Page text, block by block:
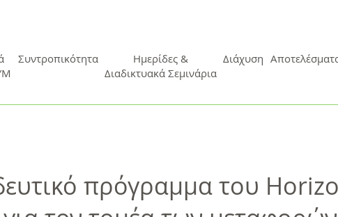
Συντροπικότητα
Ημερίδες &
Διαδικτυακά Σεμινάρια
Διάχυση
πρόγραμμα του